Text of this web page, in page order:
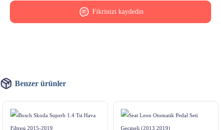
Fikrinizi kaydedin
Benzer ürünler